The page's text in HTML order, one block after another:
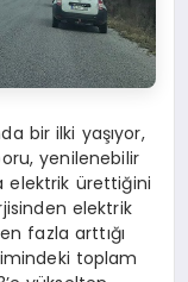
bir ilki yaşıyor,
yenilenebilir
elektrik ürettiğini
elektrik
fazla arttığı
toplam